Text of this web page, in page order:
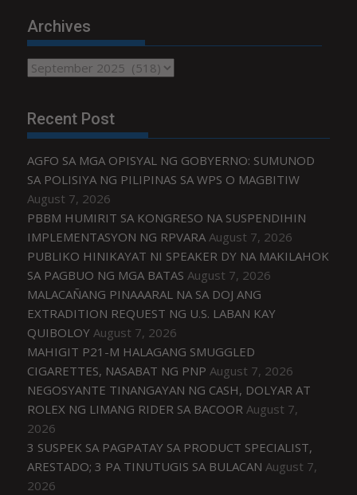
Archives
Archives
Recent Post
AGFO SA MGA OPISYAL NG GOBYERNO: SUMUNOD
SA POLISIYA NG PILIPINAS SA WPS O MAGBITIW
August 7, 2026
PBBM HUMIRIT SA KONGRESO NA SUSPENDIHIN
IMPLEMENTASYON NG RPVARA August 7, 2026
PUBLIKO HINIKAYAT NI SPEAKER DY NA MAKILAHOK
SA PAGBUO NG MGA BATAS August 7, 2026
MALACAÑANG PINAAARAL NA SA DOJ ANG
EXTRADITION REQUEST NG U.S. LABAN KAY
QUIBOLOY August 7, 2026
MAHIGIT P21-M HALAGANG SMUGGLED
CIGARETTES, NASABAT NG PNP August 7, 2026
NEGOSYANTE TINANGAYAN NG CASH, DOLYAR AT
ROLEX NG LIMANG RIDER SA BACOOR August 7,
2026
3 SUSPEK SA PAGPATAY SA PRODUCT SPECIALIST,
ARESTADO; 3 PA TINUTUGIS SA BULACAN August 7,
2026